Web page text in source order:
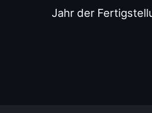
Jahr der